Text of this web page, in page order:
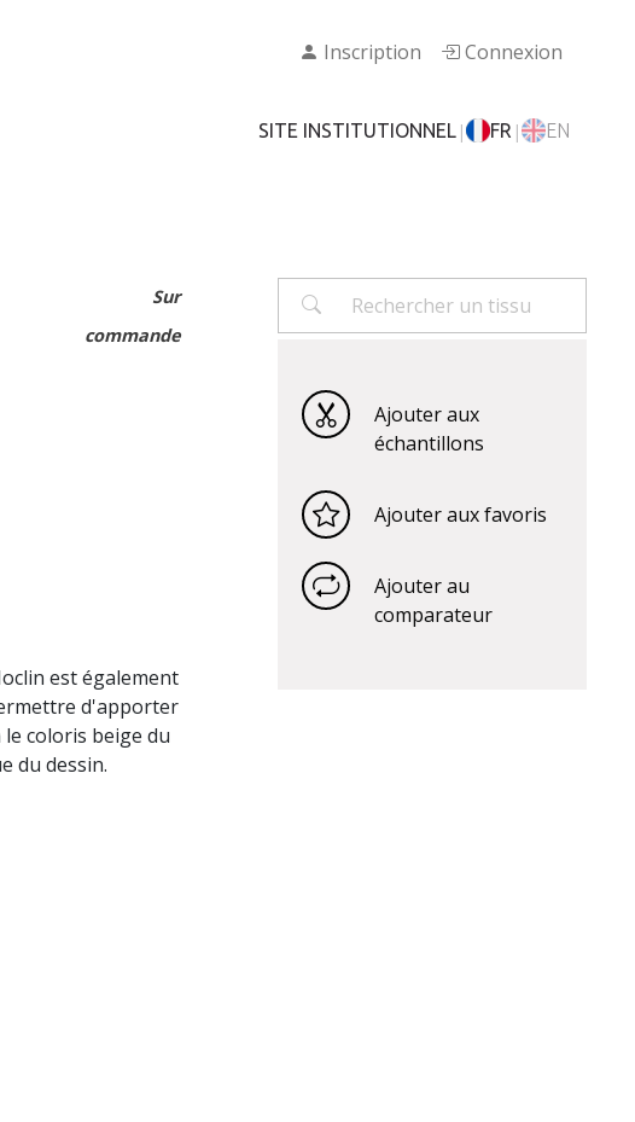
Inscription
Connexion
SITE INSTITUTIONNEL | FR | EN
Sur
commande
est également
d'apporter
coloris beige du
du dessin.
Ajouter aux
échantillons
Ajouter aux favoris
Ajouter au
comparateur